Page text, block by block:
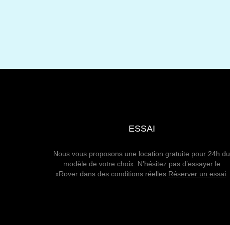
ESSAI
Nous vous proposons une location gratuite pour 24h du
modèle de votre choix. N’hésitez pas d’essayer le
xRover dans des conditions réelles. Réserver un essai